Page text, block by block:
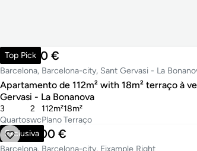
Top Pick
890.000 €
Barcelona, Barcelona-city, Sant Gervasi - La
Apartamento de 112m² with 18m² terraço à
Gervasi - La Bonanova
Quartos
3
wc
2
Plano
112m²
Terraço
18m²
Exclusiva
1.995.000 €
Barcelona, Barcelona-city, Eixample Right